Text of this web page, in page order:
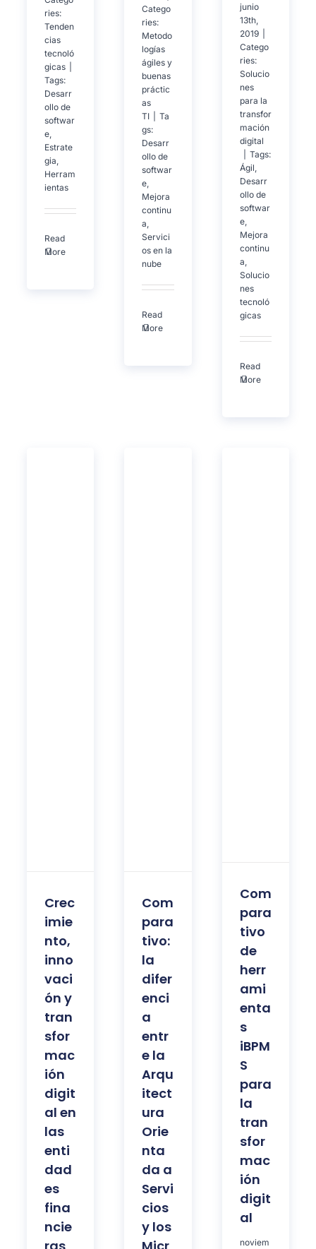
ries:
Tenden
cias
tecnoló
gicas
Tags:
Desarr
ollo de
softwar
e,
Estrate
gia,
Herram
ientas
Read
More
Catego
ries:
Metodo
logías
ágiles y
buenas
práctic
as
TI
Ta
gs:
Desarr
ollo de
softwar
e,
Mejora
continu
a,
Servici
os en la
nube
Read
More
junio
13th,
2019
Catego
ries:
Solucio
nes
para la
transfor
mación
digital
Tags:
Ágil,
Desarr
ollo de
softwar
e,
Mejora
continu
a,
Solucio
nes
tecnoló
gicas
Read
More
Crec
imie
nto,
inno
vaci
ón y
tran
sfor
mac
ión
digit
al en
las
enti
dad
es
fina
ncie
Com
para
tivo:
la
difer
enci
a
entr
e la
Arqu
itect
ura
Orie
nta
da a
Servi
cios
y los
Com
para
tivo
de
herr
ami
enta
s
iBPM
S
para
la
tran
sfor
mac
ión
digit
al
noviem